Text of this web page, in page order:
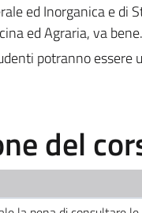
ed Inorganica e
ed Agraria, va bene.
potranno essere
del